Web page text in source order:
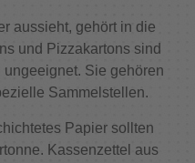
aussieht, gehört in die
und Pizzakartons sind
Sie gehören
Sammelstellen.
Papier sollten
Kassenzettel aus